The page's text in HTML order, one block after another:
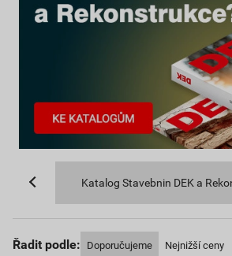
Katalog Stavebnin DEK a
Řadit podle: Doporučujeme Nejnižší ceny